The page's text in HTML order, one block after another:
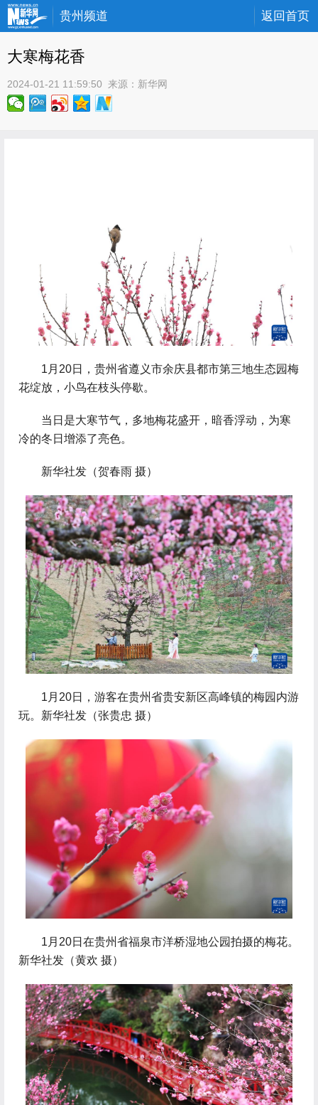
贵州频道 返回首页
大寒梅花香
2024-01-21 11:59:50 来源： 新华网
1月20日，贵州省遵义市余庆县都市第三地生态园梅
花绽放，小鸟在枝头停歇。
当日是大寒节气，多地梅花盛开，暗香浮动，为寒
冷的冬日增添了亮色。
新华社发（贺春雨 摄）
1月20日，游客在贵州省贵安新区高峰镇的梅园内游
玩。新华社发（张贵忠 摄）
1月20日在贵州省福泉市洋桥湿地公园拍摄的梅花。
新华社发（黄欢 摄）